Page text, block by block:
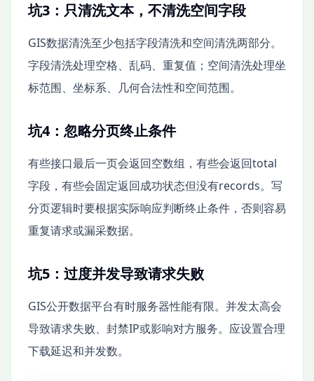
坑3：只清洗文本，不清洗空间字段
GIS数据清洗至少包括字段清洗和空间清洗两部分。
字段清洗处理空格、乱码、重复值；空间清洗处理坐
标范围、坐标系、几何合法性和空间范围。
坑4：忽略分页终止条件
有些接口最后一页会返回空数组，有些会返回total
字段，有些会固定返回成功状态但没有records。写
分页逻辑时要根据实际响应判断终止条件，否则容易
重复请求或漏采数据。
坑5：过度并发导致请求失败
GIS公开数据平台有时服务器性能有限。并发太高会
导致请求失败、封禁IP或影响对方服务。应设置合理
下载延迟和并发数。